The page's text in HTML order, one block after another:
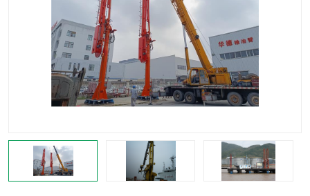
装车鹤管 输油臂
紧急脱离干式接头 火车鹤管
汽车鹤管 顶部鹤管
浮动出油装置 鹤管